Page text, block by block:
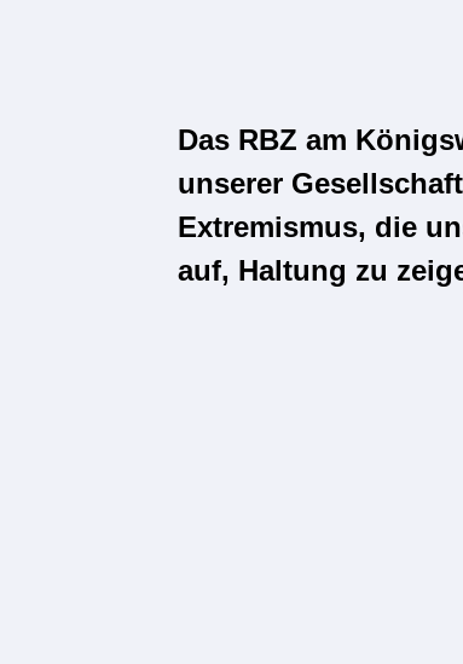
Das RBZ am
unserer
Extremismus, die
auf, Haltung zu